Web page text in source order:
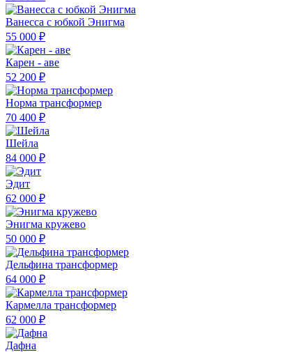
Ванесса с юбкой Энигма
55 000 ₽
Карен - аве
52 200 ₽
Норма трансформер
70 400 ₽
Шейла
84 000 ₽
Эдит
62 000 ₽
Энигма кружево
50 000 ₽
Дельфина трансформер
64 000 ₽
Кармелла трансформер
62 000 ₽
Дафна